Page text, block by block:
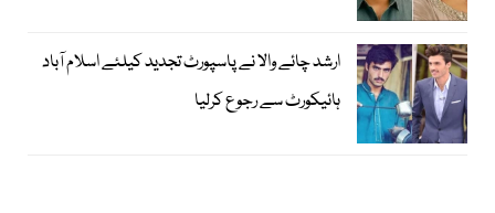
ارشد چائے والا نے پاسپورٹ تجدید کیلئے اسلام آباد
ہائیکورٹ سے رجوع کرلیا